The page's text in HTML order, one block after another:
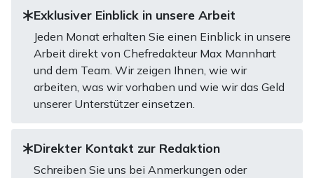
Exklusiver Einblick in unsere Arbeit
Jeden Monat erhalten Sie einen Einblick in unsere
Arbeit direkt von Chefredakteur Max Mannhart
und dem Team. Wir zeigen Ihnen, wie wir
arbeiten, was wir vorhaben und wie wir das Geld
unserer Unterstützer einsetzen.
Direkter Kontakt zur Redaktion
Schreiben Sie uns bei Anmerkungen oder